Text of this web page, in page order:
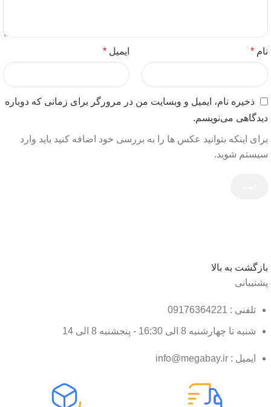
نام * ایمیل *
ذخیره نام، ایمیل و وبسایت من در مرورگر برای زمانی که دوباره
دیدگاهی می‌نویسم.
برای اینکه بتوانید عکس ها را به بررسی خود اضافه کنید باید وارد
سیستم شوید.
بازگشت به بالا
پشتیبانی
تلفنی : 09176364221
شنبه تا چهارشنبه 8 الی 16:30 - پنجشنبه 8 الی 14
ایمیل : info@megabay.ir